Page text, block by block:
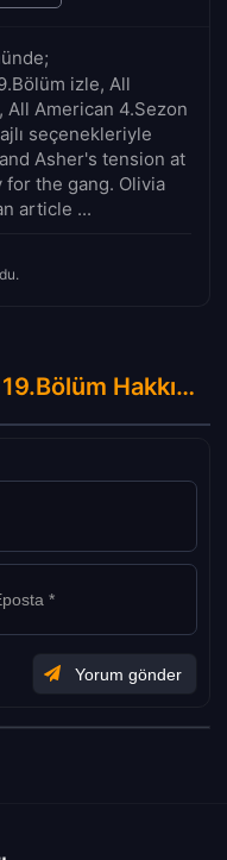
izle, All
American 4.Sezon
seçenekleriyle
Asher's tension at
the gang. Olivia
article ...
All American : 4.Sezon 19.Bölüm Hakkında Yorumlar